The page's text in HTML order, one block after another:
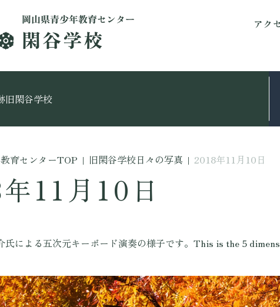
アク
旧閑谷学校
育センターTOP | 旧閑谷学校日々の写真 | 2018年11月10日
11月10日
氏による五次元キーボード演奏の様子です。This is the 5